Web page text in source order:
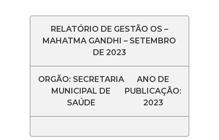
RELATÓRIO DE GESTÃO OS –
MAHATMA GANDHI – SETEMBRO
DE 2023
ORGÃO: SECRETARIA
MUNICIPAL DE
SAÚDE
ANO DE
PUBLICAÇÃO:
2023